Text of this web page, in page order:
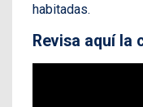
habitadas.
Revisa aquí la